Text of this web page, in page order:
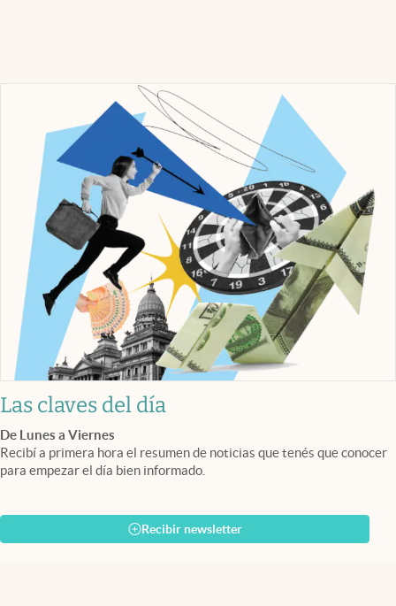
Las claves del día
De Lunes a Viernes
Recibí a primera hora el resumen de noticias que tenés que conocer
para empezar el día bien informado.
Recibir newsletter